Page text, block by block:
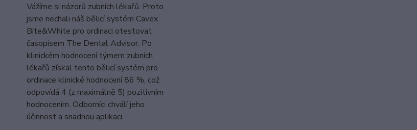
Vážíme si názorů zubních lékařů. Proto
jsme nechali náš bělicí systém Cavex
Bite&White pro ordinaci otestovat
časopisem The Dental Advisor. Po
klinickém hodnocení týmem zubních
lékařů získal tento bělicí systém pro
ordinace klinické hodnocení 86 %, což
odpovídá 4 (z maximálně 5) pozitivním
hodnocením. Odborníci chválí jeho
účinnost a snadnou aplikaci.